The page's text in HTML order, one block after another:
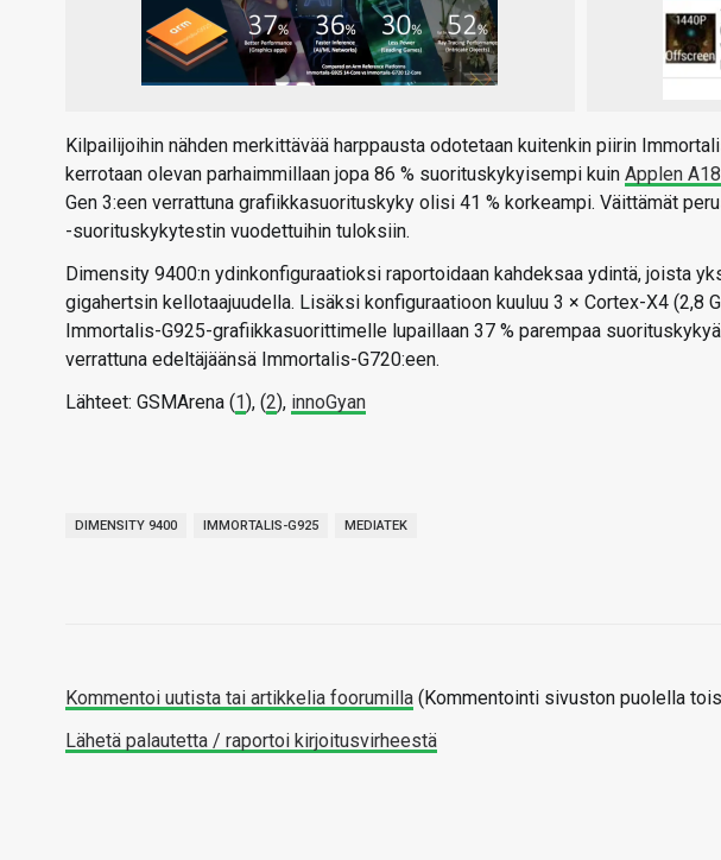
Kilpailijoihin nähden merkittävää harppausta odotetaan kuitenkin piirin
kerrotaan olevan parhaimmillaan jopa 86 % suorituskykyisempi kuin Applen
Gen 3:een verrattuna grafiikkasuorituskyky olisi 41 % korkeampi. Väittämät
-suorituskykytestin vuodettuihin tuloksiin.
Dimensity 9400:n ydinkonfiguraatioksi raportoidaan kahdeksaa ydintä, joista
gigahertsin kellotaajuudella. Lisäksi konfiguraatioon kuuluu 3 × Cortex-X4 (2,8
Immortalis-G925-grafiikkasuorittimelle lupaillaan 37 % parempaa
verrattuna edeltäjäänsä Immortalis-G720:een.
Lähteet: GSMArena (1), (2), innoGyan
DIMENSITY 9400 IMMORTALIS-G925 MEDIATEK
Kommentoi uutista tai artikkelia foorumilla (Kommentointi sivuston puolella
Lähetä palautetta / raportoi kirjoitusvirheestä